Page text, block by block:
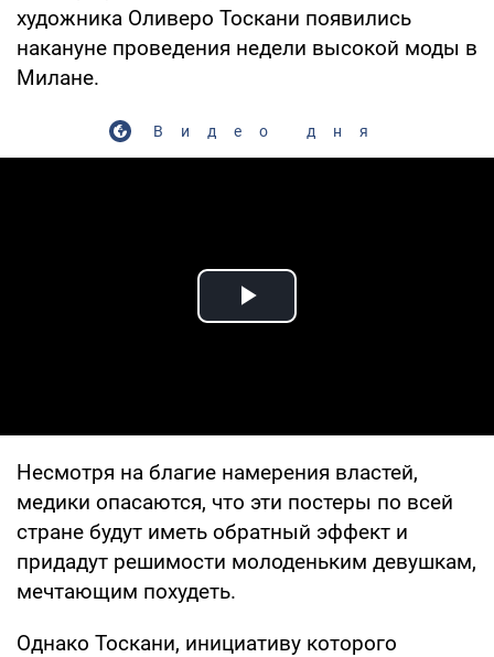
художника Оливеро Тоскани появились
накануне проведения недели высокой моды в
Милане.
Видео дня
Play Video
Несмотря на благие намерения властей,
медики опасаются, что эти постеры по всей
стране будут иметь обратный эффект и
придадут решимости молоденьким девушкам,
мечтающим похудеть.
Однако Тоскани, инициативу которого